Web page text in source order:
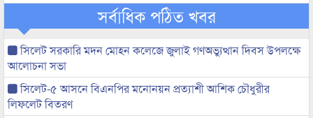
সর্বাধিক পঠিত খবর
সিলেট সরকারি মদন মোহন কলেজে জুলাই গণঅভ্যুত্থান দিবস উপলক্ষে
আলোচনা সভা
সিলেট-৫ আসনে বিএনপির মনোনয়ন প্রত্যাশী আশিক চৌধুরীর
লিফলেট বিতরণ